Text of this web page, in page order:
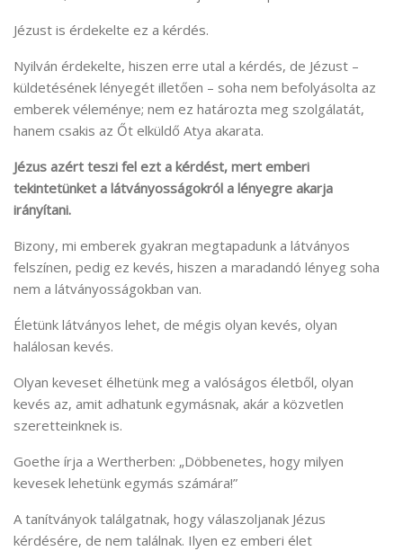
Jézust is érdekelte ez a kérdés.
Nyilván érdekelte, hiszen erre utal a kérdés, de Jézust –
küldetésének lényegét illetően – soha nem befolyásolta az
emberek véleménye; nem ez határozta meg szolgálatát,
hanem csakis az Őt elküldő Atya akarata.
Jézus azért teszi fel ezt a kérdést, mert emberi
tekintetünket a látványosságokról a lényegre akarja
irányítani.
Bizony, mi emberek gyakran megtapadunk a látványos
felszínen, pedig ez kevés, hiszen a maradandó lényeg soha
nem a látványosságokban van.
Életünk látványos lehet, de mégis olyan kevés, olyan
halálosan kevés.
Olyan keveset élhetünk meg a valóságos életből, olyan
kevés az, amit adhatunk egymásnak, akár a közvetlen
szeretteinknek is.
Goethe írja a Wertherben: „Döbbenetes, hogy milyen
kevesek lehetünk egymás számára!”
A tanítványok találgatnak, hogy válaszoljanak Jézus
kérdésére, de nem találnak. Ilyen ez emberi élet